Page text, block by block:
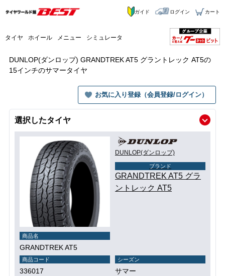
タイヤ ホイール メニュー シミュレータ
ガイド ログイン カート
DUNLOP(ダンロップ) GRANDTREK AT5 グラントレック AT5の
15インチのサマータイヤ
お気に入り登録（会員登録/ログイン）
選択したタイヤ
DUNLOP(ダンロップ)
ブランド
GRANDTREK AT5 グラ
ントレック AT5
商品名
GRANDTREK AT5
商品コード
336017
シーズン
サマー